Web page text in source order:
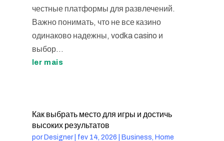
честные платформы для развлечений.
Важно понимать, что не все казино
одинаково надежны, vodka casino и
выбор...
ler mais
Как выбрать место для игры и достичь
высоких результатов
por Designer| fev 14, 2026
Business, Home